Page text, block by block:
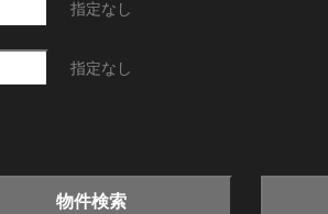
指定なし
指定なし
物件検索